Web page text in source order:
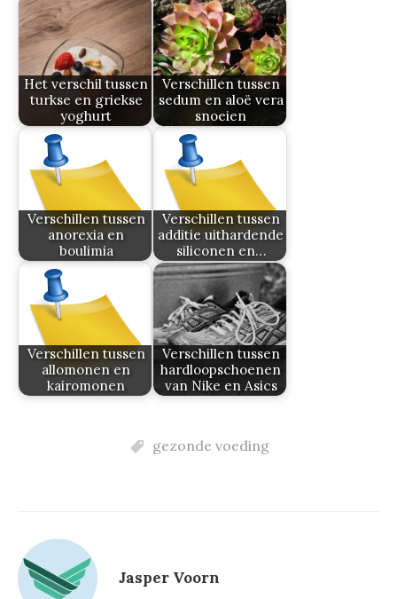
Het verschil tussen
turkse en griekse
yoghurt
Verschillen tussen
sedum en aloë vera
snoeien
Verschillen tussen
anorexia en
boulimia
Verschillen tussen
additie uithardende
siliconen en…
Verschillen tussen
allomonen en
kairomonen
Verschillen tussen
hardloopschoenen
van Nike en Asics
gezonde voeding
Jasper Voorn